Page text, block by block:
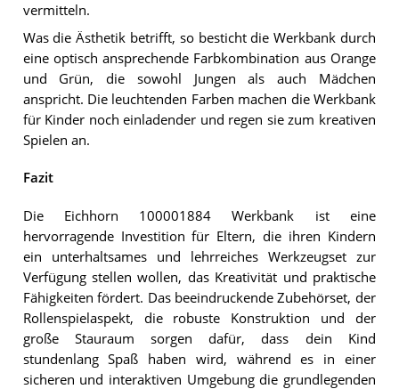
vermitteln.
Was die Ästhetik betrifft, so besticht die Werkbank durch
eine optisch ansprechende Farbkombination aus Orange
und Grün, die sowohl Jungen als auch Mädchen
anspricht. Die leuchtenden Farben machen die Werkbank
für Kinder noch einladender und regen sie zum kreativen
Spielen an.
Fazit
Die Eichhorn 100001884 Werkbank ist eine
hervorragende Investition für Eltern, die ihren Kindern
ein unterhaltsames und lehrreiches Werkzeugset zur
Verfügung stellen wollen, das Kreativität und praktische
Fähigkeiten fördert. Das beeindruckende Zubehörset, der
Rollenspielaspekt, die robuste Konstruktion und der
große Stauraum sorgen dafür, dass dein Kind
stundenlang Spaß haben wird, während es in einer
sicheren und interaktiven Umgebung die grundlegenden